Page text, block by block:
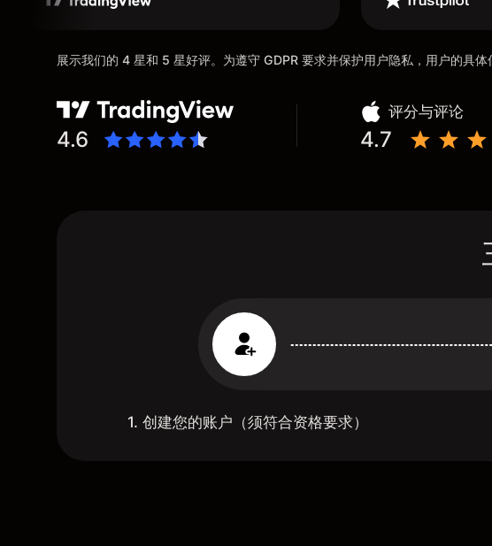
展示我们的 4 星和 5 星好评。为遵守 GDPR 要求并保护用户隐私，用户的具体
4.6
评分与评论
4.7
1. 创建您的账户（须符合资格要求）